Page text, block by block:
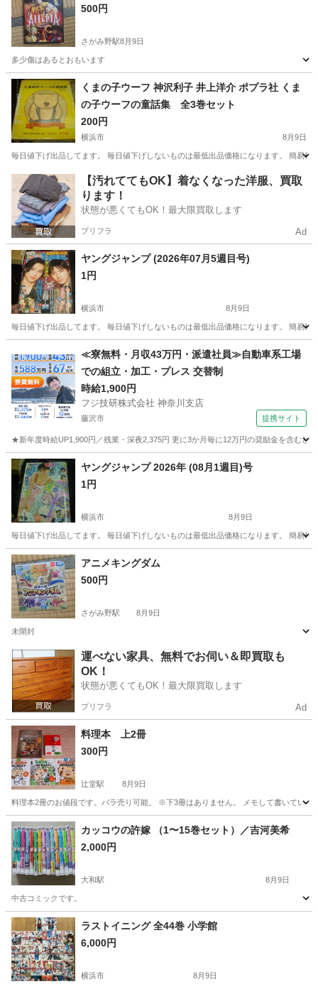
500円
さがみ野駅8月9日
多少傷はあるとおもいます
神奈川 綾瀬市 さがみ野駅 本/CD/DVD
くまの子ウーフ 神沢利子 井上洋介 ポプラ社 くま
の子ウーフの童話集 全3巻セット
200円
横浜市 8月9日
毎日値下げ出品してます。 毎日値下げしないものは最低出品価格になります。 簡易
神奈川 横浜市 絵本 くまの子ウーフ
【汚れててもOK】着なくなった洋服、買取
ります！
状態が悪くてもOK！最大限買取します
プリフラ Ad
ヤングジャンプ (2026年07月5週目号)
1円
横浜市 8月9日
毎日値下げ出品してます。 毎日値下げしないものは最低出品価格になります。 簡易
マンガ、コミック、アニメ 状態
≪寮無料・月収43万円・派遣社員≫自動車系工場
での組立・加工・プレス 交替制
時給1,900円
フジ技研株式会社 神奈川支店
藤沢市 提携サイト
★新年度時給UP1,900円／残業・深夜2,375円 更に3か月毎に12万円の奨励金を含む
神奈川 藤沢市 その他
ヤングジャンプ 2026年 (08月1週目)号
1円
横浜市 8月9日
毎日値下げ出品してます。 毎日値下げしないものは最低出品価格になります。 簡易
神奈川 横浜市 マンガ、コミック、アニメ
アニメキングダム
500円
さがみ野駅 8月9日
未開封
神奈川 綾瀬市 さがみ野駅 本/CD/DVD
運べない家具、無料でお伺い＆即買取も
OK！
状態が悪くてもOK！最大限買取します
プリフラ Ad
料理本 上2冊
300円
辻堂駅 8月9日
料理本2冊のお値段です。バラ売り可能。 ※下3冊はありません。 メモして書いてい
神奈川 藤沢市 辻堂駅 本/CD/DVD 料理本
カッコウの許嫁 （1〜15巻セット）／吉河美希
2,000円
大和駅 8月9日
中古コミックです。
神奈川 大和市 大和駅 マンガ、コミック、アニメ
カッコウの許嫁
ラストイニング 全44巻 小学館
6,000円
横浜市 8月9日